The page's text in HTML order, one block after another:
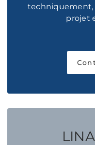
techniquement,
projet